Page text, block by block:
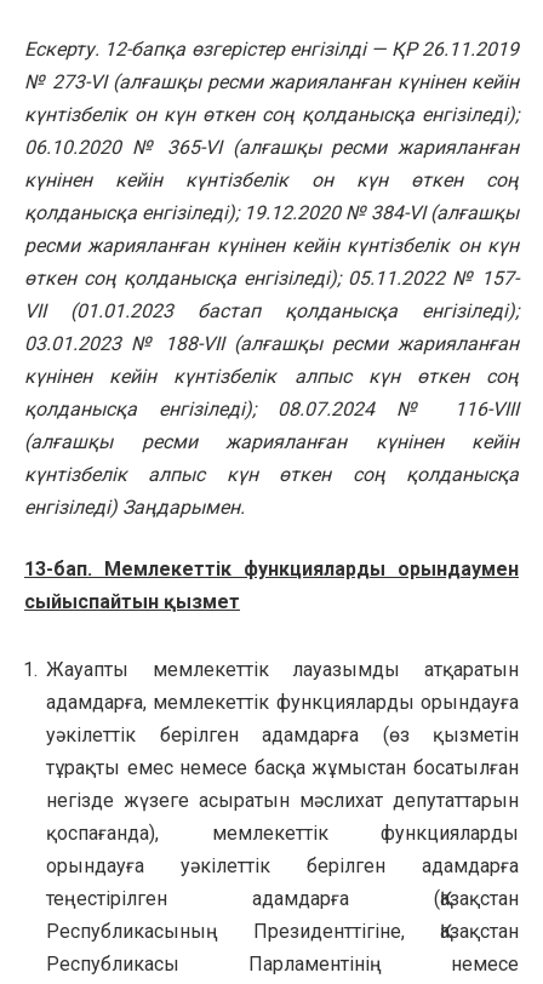
Ескерту. 12-бапқа өзгерістер енгізілді — ҚР 26.11.2019
№ 273-VI (алғашқы ресми жарияланған күнінен кейін
күнтізбелік он күн өткен соң қолданысқа енгізіледі);
06.10.2020 № 365-VI (алғашқы ресми жарияланған
күнінен кейін күнтізбелік он күн өткен соң
қолданысқа енгізіледі); 19.12.2020 № 384-VI (алғашқы
ресми жарияланған күнінен кейін күнтізбелік он күн
өткен соң қолданысқа енгізіледі); 05.11.2022 № 157-
VII (01.01.2023 бастап қолданысқа енгізіледі);
03.01.2023 № 188-VII (алғашқы ресми жарияланған
күнінен кейін күнтізбелік алпыс күн өткен соң
қолданысқа енгізіледі); 08.07.2024 № 116-VIII
(алғашқы ресми жарияланған күнінен кейін
күнтізбелік алпыс күн өткен соң қолданысқа
енгізіледі) Заңдарымен.
13-бап. Мемлекеттiк функцияларды орындаумен
сыйыспайтын қызмет
Жауапты мемлекеттік лауазымды атқаратын
адамдарға, мемлекеттік функцияларды орындауға
уәкілеттік берілген адамдарға (өз қызметін
тұрақты емес немесе басқа жұмыстан босатылған
негізде жүзеге асыратын мәслихат депутаттарын
қоспағанда), мемлекеттік функцияларды
орындауға уәкілеттік берілген адамдарға
теңестірілген адамдарға (Қазақстан
Республикасының Президенттігіне, Қазақстан
Республикасы Парламентінің немесе